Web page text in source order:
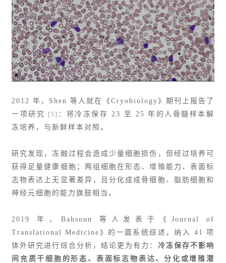
2012 年，Shen 等人就在《Cryobiology》期刊上报告了
一项研究
[5] ：将冷冻保存 23 至 25 年的人骨髓样本解
冻培养，与新鲜样本对照。
研究发现，冻融过程会造成少量细胞损伤，但经过培养可
获得足量健康细胞；两组细胞在形态、增殖能力、表面标
志物表达上无显著差异，且分化成成骨细胞、脂肪细胞和
神经元细胞的能力旗鼓相当。
2019 年，Bahsoun 等人发表于《Journal of
Translational Medicine》的一篇系统综述，纳入 41 项
体外研究进行综合分析，结论更为有力： 冷冻保存不影响
间充质干细胞的形态、表面标志物表达、分化或增殖潜